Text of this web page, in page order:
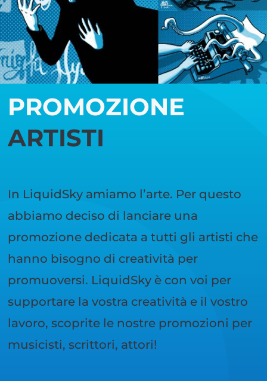
PROMOZIONE
ARTISTI
In LiquidSky amiamo l’arte. Per questo
abbiamo deciso di lanciare una
promozione dedicata a tutti gli artisti che
hanno bisogno di creatività per
promuoversi. LiquidSky è con voi per
supportare la vostra creatività e il vostro
lavoro, scoprite le nostre promozioni per
musicisti, scrittori, attori!